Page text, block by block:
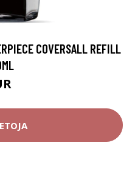
COVERSALL REFILL